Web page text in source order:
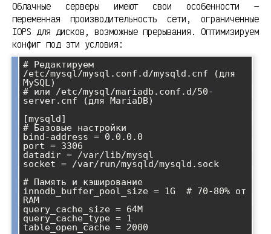
Облачные серверы имеют свои особенности —
переменная производительность сети, ограниченные
IOPS для дисков, возможные прерывания. Оптимизируем
конфиг под эти условия:
# Редактируем
/etc/mysql/mysql.conf.d/mysqld.cnf (для
MySQL)
# или /etc/mysql/mariadb.conf.d/50-
server.cnf (для MariaDB)
[mysqld]
# Базовые настройки
bind-address = 0.0.0.0
port = 3306
datadir = /var/lib/mysql
socket = /var/run/mysqld/mysqld.sock
# Память и кэширование
innodb_buffer_pool_size = 1G  # 70-80% от
RAM
query_cache_size = 64M
query_cache_type = 1
table_open_cache = 2000